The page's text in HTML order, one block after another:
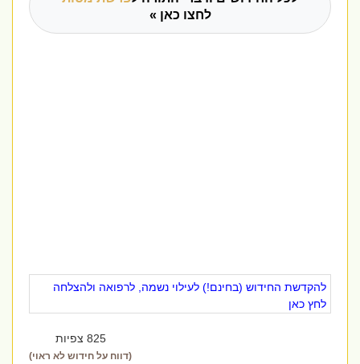
לחצו כאן »
להקדשת החידוש (בחינם!) לעילוי נשמה, לרפואה ולהצלחה
לחץ כאן
825 צפיות
(דווח על חידוש לא ראוי)